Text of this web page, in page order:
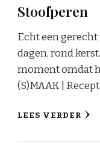
Stoofperen
Echt een
dagen, rond
moment omdat
(S)MAAK |
LEES VERDER